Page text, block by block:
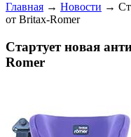
Главная → Новости →
от Britax-Romer
Стартует новая
Romer